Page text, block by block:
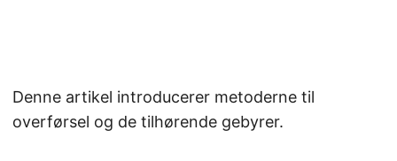
Denne artikel introducerer metoderne til
overførsel og de tilhørende gebyrer.